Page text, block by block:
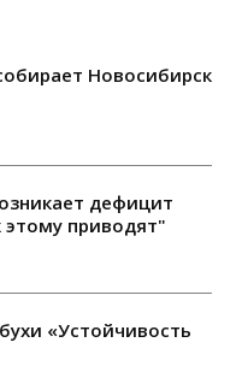
Новосибирск
дефицит
этому приводят"
«Устойчивость